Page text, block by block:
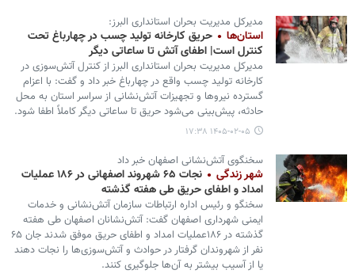
مدیرکل مدیریت بحران استانداری البرز:
استان‌ها
حریق کارخانه تولید چسب در چهارباغ تحت
کنترل است| اطفای آتش تا ساعاتی دیگر
مدیرکل مدیریت بحران استانداری البرز از کنترل آتش‌سوزی در
کارخانه تولید چسب واقع در چهارباغ خبر داد و گفت: با اعزام
گسترده نیروها و تجهیزات آتش‌نشانی از سراسر استان به محل
حادثه، پیش‌بینی می‌شود حریق تا ساعاتی دیگر کاملاً اطفا شود.
۱۴۰۵-۰۲-۰۵ ۱۷:۳۸
سخنگوی آتش‌نشانی اصفهان خبر داد
شهر زندگی
نجات ۶۵ شهروند اصفهانی در ۱۸۶ عملیات
امداد و اطفای حریق طی هفته گذشته
سخنگو و رئیس اداره ارتباطات سازمان آتش‌نشانی و خدمات
ایمنی شهرداری اصفهان گفت: آتش‌نشانان اصفهان طی هفته
گذشته در ۱۸۶عملیات امداد و اطفای حریق موفق شدند جان ۶۵
نفر از شهروندان گرفتار در حوادث و آتش‌سوزی‌ها را نجات دهند
یا از آسیب بیشتر به آن‌ها جلوگیری کنند.